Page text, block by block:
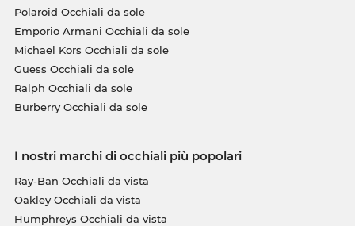
Polaroid Occhiali da sole
Emporio Armani Occhiali da sole
Michael Kors Occhiali da sole
Guess Occhiali da sole
Ralph Occhiali da sole
Burberry Occhiali da sole
I nostri marchi di occhiali più popolari
Ray-Ban Occhiali da vista
Oakley Occhiali da vista
Humphreys Occhiali da vista